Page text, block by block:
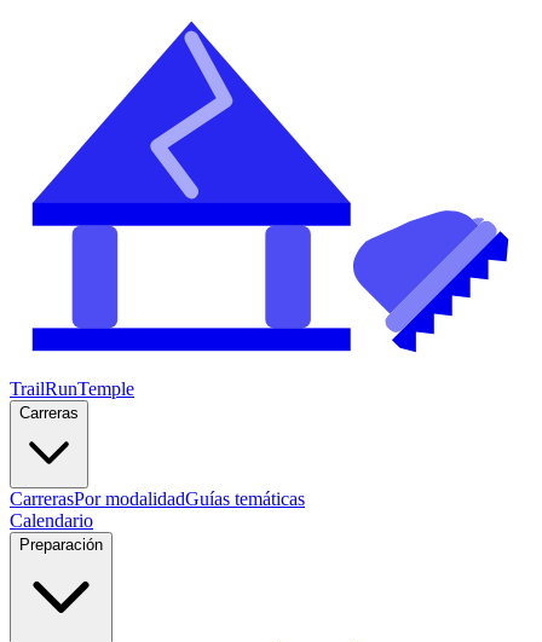
TrailRunTemple
Carreras
CarrerasPor modalidadGuías temáticas
Calendario
Preparación